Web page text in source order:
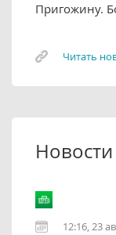
Пригожину.
Читать
12:16, 23